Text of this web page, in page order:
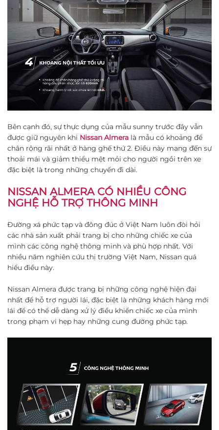
Bên cạnh đó, sự thực dụng của mẫu sunny trước đây vẫn
được giữ nguyên khi Nissan Almera là mẫu có khoảng để
chân rộng rãi nhất ở hàng ghế thứ 2. Điều này mang đến sự
thoải mái và giảm thiểu mệt mỏi cho người ngồi trên xe
đặc biệt là trong những chuyến đi dài.
NISSAN ALMERA CÓ NHIỀU CÔNG
NGHỆ HỖ TRỢ THÔNG MINH
Đường xá phức tạp và đông đúc ở Việt Nam luôn đòi hỏi
các nhà sản xuất phải trang bị cho những chiếc xe của
mình các công nghệ thông minh và phù hợp nhất. Với
nhiều năm nghiên cứu thị trường Việt Nam, Nissan quá
hiểu điều này.
Nissan Almera được trang bị những công nghệ hiện đại
nhất để hỗ trợ người lái, đặc biệt là những khách hàng mới
lái để có thể dễ dàng xử lý điều khiển chiếc xe của mình
trong phạm vi hẹp hay những cung đường phức tạp.